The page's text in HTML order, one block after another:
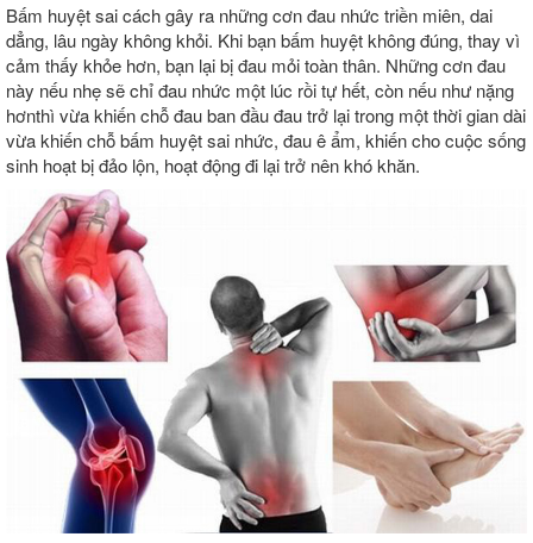
Bấm huyệt sai cách gây ra những cơn đau nhức triền miên, dai
dẳng, lâu ngày không khỏi. Khi bạn bấm huyệt không đúng, thay vì
cảm thấy khỏe hơn, bạn lại bị đau mỏi toàn thân. Những cơn đau
này nếu nhẹ sẽ chỉ đau nhức một lúc rồi tự hết, còn nếu như nặng
hơnthì vừa khiến chỗ đau ban đầu đau trở lại trong một thời gian dài
vừa khiến chỗ bấm huyệt sai nhức, đau ê ẩm, khiến cho cuộc sống
sinh hoạt bị đảo lộn, hoạt động đi lại trở nên khó khăn.